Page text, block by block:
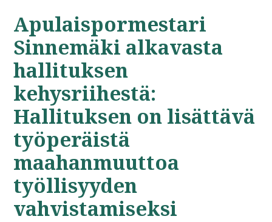
Apulaispormestari
Sinnemäki alkavasta
hallituksen
kehysriihestä:
Hallituksen on lisättävä
työperäistä
maahanmuuttoa
työllisyyden
vahvistamiseksi